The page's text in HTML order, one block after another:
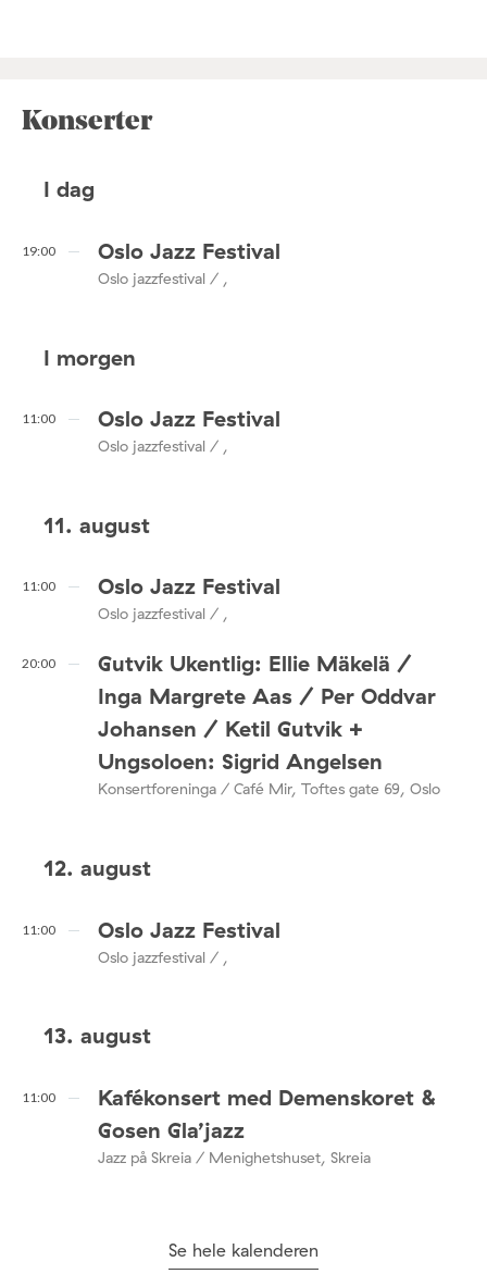
Konserter
I dag
19:00 Oslo Jazz Festival
Oslo jazzfestival / ,
I morgen
11:00 Oslo Jazz Festival
Oslo jazzfestival / ,
11. august
11:00 Oslo Jazz Festival
Oslo jazzfestival / ,
20:00
Gutvik Ukentlig: Ellie Mäkelä /
Inga Margrete Aas / Per Oddvar
Johansen / Ketil Gutvik +
Ungsoloen: Sigrid Angelsen
Konsertforeninga / Café Mir, Toftes gate 69, Oslo
12. august
11:00 Oslo Jazz Festival
Oslo jazzfestival / ,
13. august
11:00
Kafékonsert med Demenskoret &
Gosen Gla’jazz
Jazz på Skreia / Menighetshuset, Skreia
Se hele kalenderen